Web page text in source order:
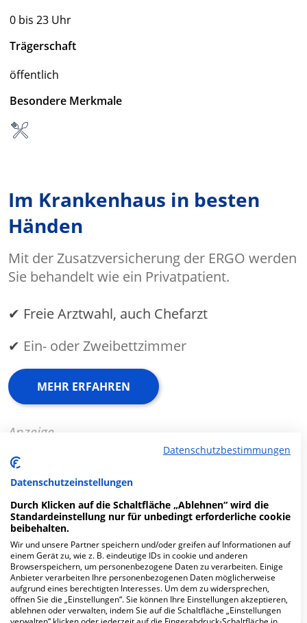
0 bis 23 Uhr
Trägerschaft
öffentlich
Besondere Merkmale
Im Krankenhaus in besten
Händen
Mit der Zusatzversicherung der ERGO werden
Sie behandelt wie ein Privatpatient.
✔ Freie Arztwahl, auch Chefarzt
✔ Ein- oder Zweibettzimmer
MEHR ERFAHREN
Anzeige
Fachabteilungen
Fachabteilung suchen:
Datenschutzbestimmungen
Datenschutzeinstellungen
Durch Klicken auf die Schaltfläche „Ablehnen“ wird die
Standardeinstellung nur für unbedingt erforderliche cookie
beibehalten.
Wir und unsere Partner speichern und/oder greifen auf Informationen auf
einem Gerät zu, wie z. B. eindeutige IDs in cookie und anderen
Browserspeichern, um personenbezogene Daten zu verarbeiten. Einige
Anbieter verarbeiten Ihre personenbezogenen Daten möglicherweise
aufgrund eines berechtigten Interesses. Um dem zu widersprechen,
öffnen Sie die „Einstellungen“. Sie können Ihre Einstellungen akzeptieren,
ablehnen oder verwalten, indem Sie auf die Schaltfläche „Einstellungen